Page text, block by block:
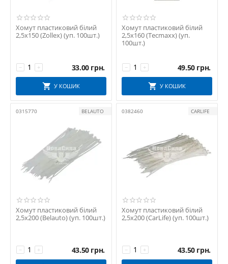
Хомут пластиковий білий
2,5х150 (Zollex) (уп. 100шт.)
+
− 33.00 грн.
У КОШИК
Хомут пластиковий білий
2,5х160 (Tecmaxx) (уп.
100шт.)
+
− 49.50 грн.
У КОШИК
0315770 BELAUTO
Хомут пластиковий білий
2,5х200 (Belauto) (уп. 100шт.)
+
− 43.50 грн.
0382460 CARLIFE
Хомут пластиковий білий
2,5х200 (CarLife) (уп. 100шт.)
+
− 43.50 грн.